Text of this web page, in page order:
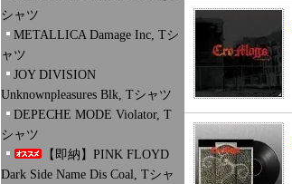
シャツ
METALLICA Damage Inc, Tシ
ャツ
JOY DIVISION
Unknownpleasures Blk, Tシャツ
DEPECHE MODE Violator, T
シャツ
【即納】PINK FLOYD
Dark Side Name Dis Coal, Tシャ